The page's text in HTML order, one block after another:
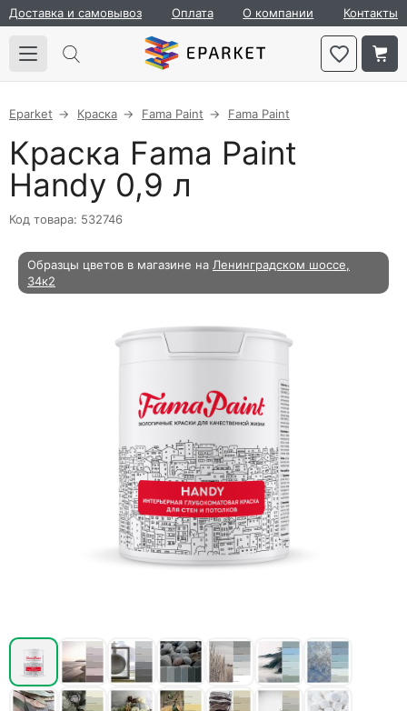
Доставка и самовывоз Оплата О компании Контакты
Eparket Краска Fama Paint Fama Paint
Краска Fama Paint
Handy 0,9 л
Код товара: 532746
Образцы цветов в магазине на Ленинградском шоссе,
34к2